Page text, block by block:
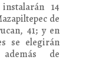
14
de
41; y en
se elegirán
de